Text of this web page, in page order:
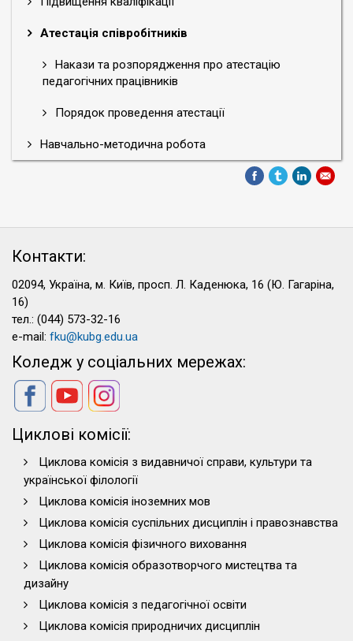
Атестація співробітників
Накази та розпорядження про атестацію
педагогічних працівників
Порядок проведення атестації
Навчально-методична робота
Контакти:
02094, Україна, м. Київ, просп. Л. Каденюка, 16 (Ю. Гагаріна,
16)
тел.: (044) 573-32-16
e-mail: fku@kubg.edu.ua
Коледж у соціальних мережах:
Циклові комісії:
Циклова комісія з видавничої справи, культури та
української філології
Циклова комісія іноземних мов
Циклова комісія суспільних дисциплін і правознавства
Циклова комісія фізичного виховання
Циклова комісія образотворчого мистецтва та
дизайну
Циклова комісія з педагогічної освіти
Циклова комісія природничих дисциплін